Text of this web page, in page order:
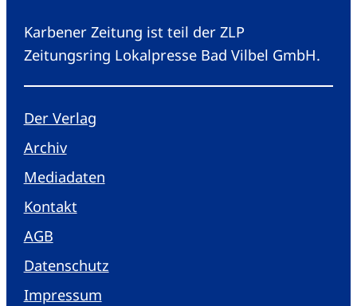
Karbener Zeitung ist teil der ZLP
Zeitungsring Lokalpresse Bad Vilbel GmbH.
Der Verlag
Archiv
Mediadaten
Kontakt
AGB
Datenschutz
Impressum